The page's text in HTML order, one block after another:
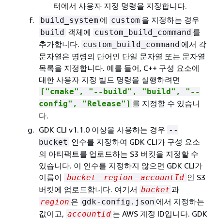
터에서 사용자 지정 명령을 지정합니다.
build_system 에 custom 을 지정하는 경우
build 객체에 custom_build_command 를
추가합니다. custom_build_command 에서 각
문자열은 명령의 단어인 단일 문자열 또는 문자열
목록을 지정합니다. 예를 들어, C++ 구성 요소에
대한 사용자 지정 빌드 명령을 실행하려면
["cmake", "--build", "build", "--
config", "Release"] 를 지정할 수 있습니
다.
GDK CLI v1.1.0 이상을 사용하는 경우 --
bucket 인수를 지정하여 GDK CLI가 구성 요소
의 아티팩트를 업로드하는 S3 버킷을 지정할 수
있습니다. 이 인수를 지정하지 않으면 GDK CLI가
이름이
bucket - region - accountId 인 S3
버킷에 업로드합니다. 여기서 bucket 과
region 은 gdk-config.json 에서 지정하는
값이고, accountId 는 AWS 계정 ID입니다. GDK